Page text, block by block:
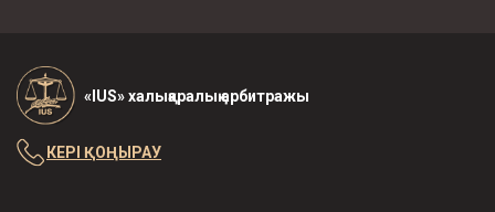
«IUS» халықаралық арбитражы
КЕРІ ҚОҢЫРАУ